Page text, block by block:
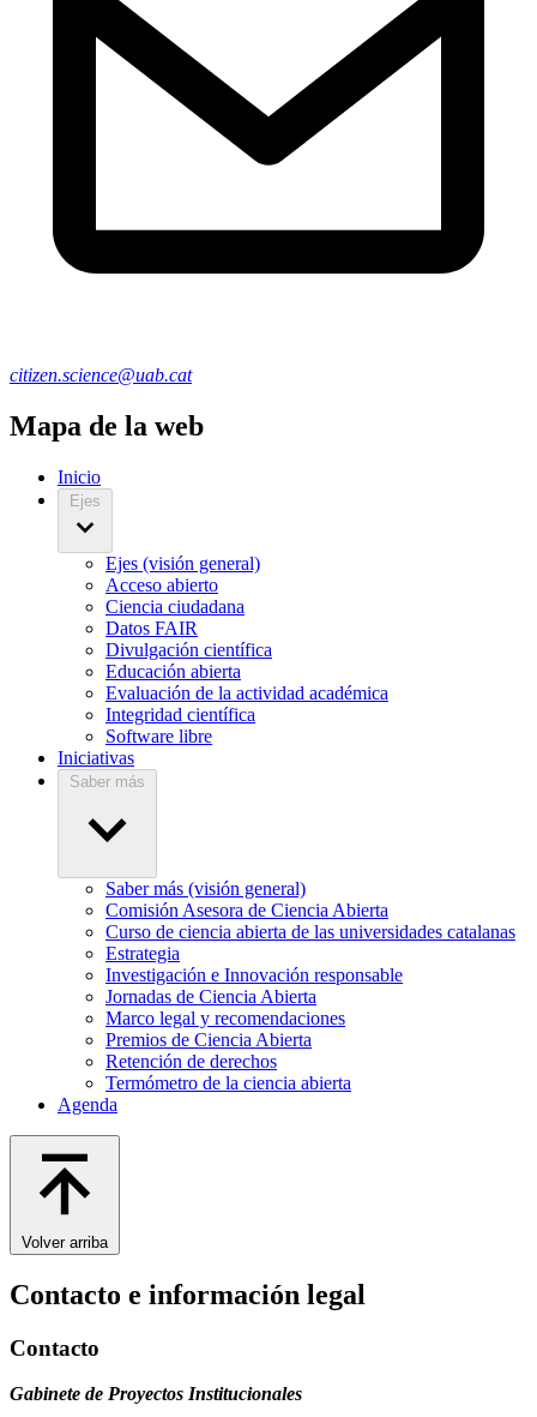
citizen.science@uab.cat
Mapa de la web
Inicio
Ejes
Ejes (visión general)
Acceso abierto
Ciencia ciudadana
Datos FAIR
Divulgación científica
Educación abierta
Evaluación de la actividad académica
Integridad científica
Software libre
Iniciativas
Saber más
Saber más (visión general)
Comisión Asesora de Ciencia Abierta
Curso de ciencia abierta de las universidades catalanas
Estrategia
Investigación e Innovación responsable
Jornadas de Ciencia Abierta
Marco legal y recomendaciones
Premios de Ciencia Abierta
Retención de derechos
Termómetro de la ciencia abierta
Agenda
Volver arriba
Contacto e información legal
Contacto
Gabinete de Proyectos Institucionales